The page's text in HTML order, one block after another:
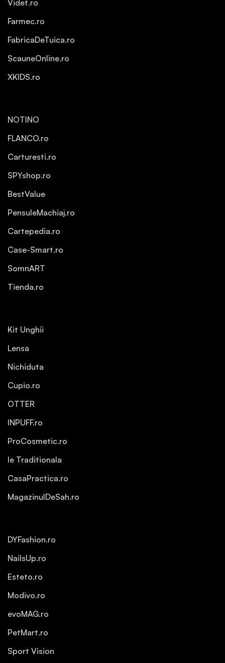
Videt.ro
Farmec.ro
FabricaDeTuica.ro
ScauneOnline.ro
XKIDS.ro
NOTINO
FLANCO.ro
Carturesti.ro
SPYshop.ro
BestValue
PensuleMachiaj.ro
Cartepedia.ro
Case-Smart.ro
SomnART
Tienda.ro
Kit Unghii
Lensa
Nichiduta
Cupio.ro
OTTER
INPUFF.ro
ProCosmetic.ro
Ie Traditionala
CasaPractica.ro
MagazinulDeSah.ro
DYFashion.ro
NailsUp.ro
Esteto.ro
Modivo.ro
evoMAG.ro
PetMart.ro
Sport Vision